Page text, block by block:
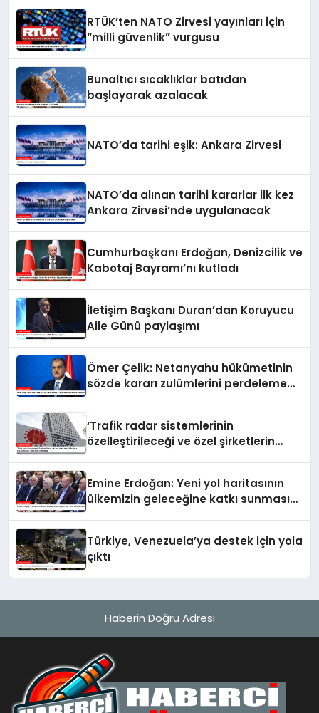
RTÜK’ten NATO Zirvesi yayınları için
“milli güvenlik” vurgusu
Bunaltıcı sıcaklıklar batıdan
başlayarak azalacak
NATO’da tarihi eşik: Ankara Zirvesi
NATO’da alınan tarihi kararlar ilk kez
Ankara Zirvesi’nde uygulanacak
Cumhurbaşkanı Erdoğan, Denizcilik ve
Kabotaj Bayramı’nı kutladı
İletişim Başkanı Duran’dan Koruyucu
Aile Günü paylaşımı
Ömer Çelik: Netanyahu hükümetinin
sözde kararı zulümlerini perdeleme
‘Trafik radar sistemlerinin
özelleştirileceği ve özel şirketlerin
Emine Erdoğan: Yeni yol haritasının
ülkemizin geleceğine katkı sunmasını
Türkiye, Venezuela’ya destek için yola
çıktı
Haberin Doğru Adresi